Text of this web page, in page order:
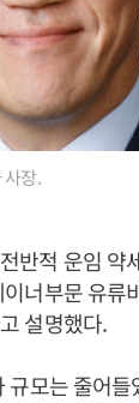
장.
반적 운임 약
너부문 유류
설명했다.
규모는 줄어